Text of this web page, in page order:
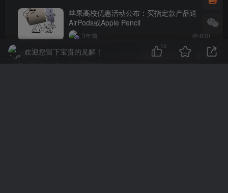
苹果高校优惠活动公布：买指定款产品送
AirPods或Apple Pencil
3年前 630
iPhone 14 Pro 微信扫码拍照无法对焦，哪里
欢迎您留下宝贵的见解！
15